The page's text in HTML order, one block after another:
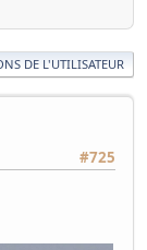
DE L'UTILISATEUR
#725